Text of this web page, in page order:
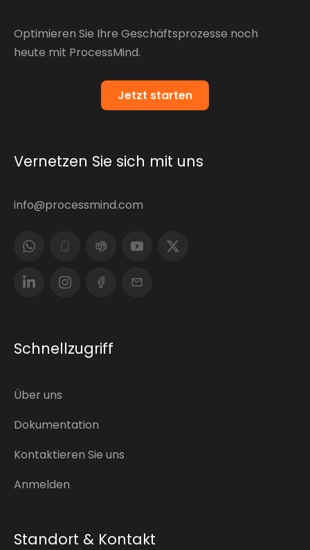
Optimieren Sie Ihre Geschäftsprozesse noch
heute mit ProcessMind.
Jetzt starten
Vernetzen Sie sich mit uns
info@processmind.com
Schnellzugriff
Über uns
Dokumentation
Kontaktieren Sie uns
Anmelden
Standort & Kontakt